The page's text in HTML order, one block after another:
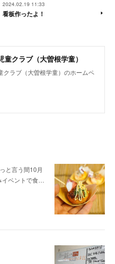
2024.02.19 11:33
看板作ったよ！
童クラブ（大曽根学童）
クラブ（大曽根学童）のホームペ
と言う間10月
イベントで食…